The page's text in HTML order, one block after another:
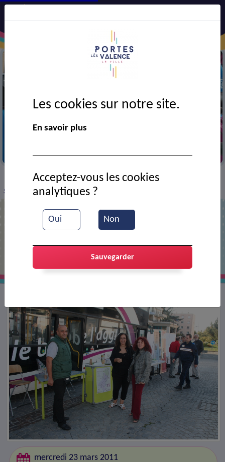
> VIE MUNICIPALE > Ressources documentaires
Semaine de la mobilité
mercredi 23 mars 2011
Les cookies sur notre site.
En savoir plus
Oui Non
Acceptez-vous les cookies
analytiques ?
Sauvegarder